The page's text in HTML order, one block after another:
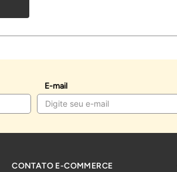
E-mail
CONTATO E-COMMERCE